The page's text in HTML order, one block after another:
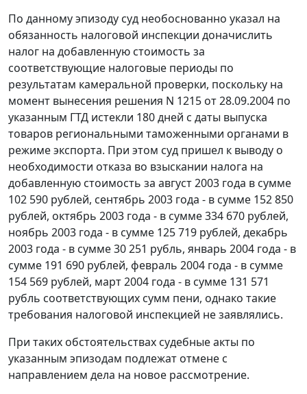
По данному эпизоду суд необоснованно указал на
обязанность налоговой инспекции доначислить
налог на добавленную стоимость за
соответствующие налоговые периоды по
результатам камеральной проверки, поскольку на
момент вынесения решения N 1215 от 28.09.2004 по
указанным ГТД истекли 180 дней с даты выпуска
товаров региональными таможенными органами в
режиме экспорта. При этом суд пришел к выводу о
необходимости отказа во взыскании налога на
добавленную стоимость за август 2003 года в сумме
102 590 рублей, сентябрь 2003 года - в сумме 152 850
рублей, октябрь 2003 года - в сумме 334 670 рублей,
ноябрь 2003 года - в сумме 125 719 рублей, декабрь
2003 года - в сумме 30 251 рубль, январь 2004 года - в
сумме 191 690 рублей, февраль 2004 года - в сумме
154 569 рублей, март 2004 года - в сумме 131 571
рубль соответствующих сумм пени, однако такие
требования налоговой инспекцией не заявлялись.
При таких обстоятельствах судебные акты по
указанным эпизодам подлежат отмене с
направлением дела на новое рассмотрение.